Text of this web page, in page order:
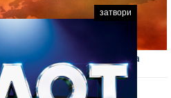
след решението на
срещу Иран
затвори